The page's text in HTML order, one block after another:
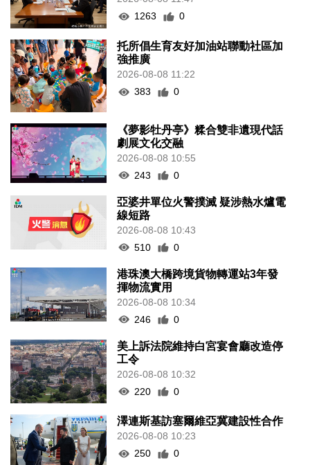
1263
0
托所倡生育友好加油站聯動社區加
強推廣
2026-08-08 11:22
383
0
《夢影牡丹亭》糅合雙非遺現代話
劇展文化交融
2026-08-08 10:55
243
0
亞婆井單位火警撲滅 疑涉熱水爐電
線短路
2026-08-08 10:43
510
0
港珠澳大橋跨境貨物轉運站3年發
揮物流實用
2026-08-08 10:34
246
0
美上訴法院維持白宮宴會廳改造停
工令
2026-08-08 10:32
220
0
澤連斯基訪塞爾維亞冀建設性合作
2026-08-08 10:23
250
0